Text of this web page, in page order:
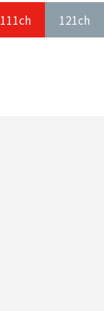
111ch 121ch